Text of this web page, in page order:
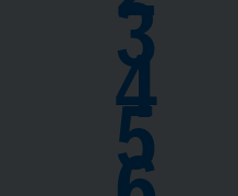
3
4
5